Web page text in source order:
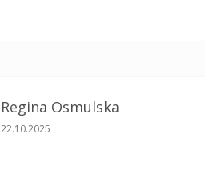
Regina Osmulska
Ocena sklepu to 5 na 5 gwiazdek.
22.10.2025